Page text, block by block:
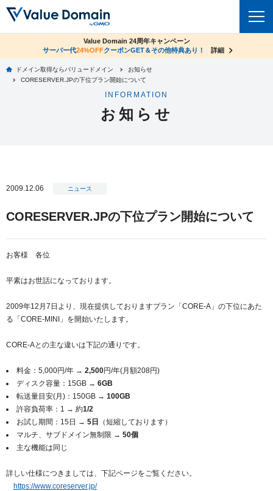
ドメイントップ
gTLDオークション
.jpドメインバックオーダー
プレミアムドメイン
レンタルサーバー
XREA
Oneレンタルサーバー
サイトロック
ポイント制度
紹介制度
バリュードメインAPI
Value Domain Analyzer
Value AI Writer
サポート
従来のバリュードメインをご利用希望の方
Value Domainにログイン
外部サービスでの登録が一部未対応（Google等）
おすすめ
ユーザー登録
従来のバリュードメインをご利用希望の方
Value Domainユーザー登録
おすすめ One レンタルサーバーを含む最新の機能を使う方
co.jpドメイン✕コアサーバーV2ビジネス応援キャンペーン
サーバー料金1年間無料
詳細
Value Domain 24周年キャンペーン
サーバー代24%OFFクーポンGET＆その他特典あり！ 詳細
ドメイン取得ならバリュードメイン
お知らせ
CORESERVER.JPの下位プラン開始について
INFORMATION
お知らせ
2009.12.06 ニュース
CORESERVER.JPの下位プラン開始について
お客様 各位
平素はお世話になっております。
2009年12月7日より、現在提供しておりますプラン「CORE-A」の下位にあた
る「CORE-MINI」を開始いたします。
CORE-Aとの主な違いは下記の通りです。
料金：5,000円/年 → 2,500円/年(月額208円)
ディスク容量：15GB → 6GB
転送量目安(月)：150GB → 100GB
許容負荷率：1 → 約1/2
お試し期間：15日 → 5日
（短縮しております）
マルチ、サブドメイン無制限 → 50個
主な機能は同じ
詳しい仕様につきましては、下記ページをご覧ください。
https://www.coreserver.jp/